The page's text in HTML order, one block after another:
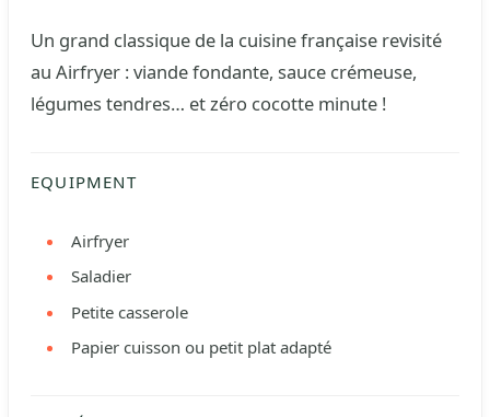
Un grand classique de la cuisine française revisité
au Airfryer : viande fondante, sauce crémeuse,
légumes tendres… et zéro cocotte minute !
EQUIPMENT
Airfryer
Saladier
Petite casserole
Papier cuisson ou petit plat adapté